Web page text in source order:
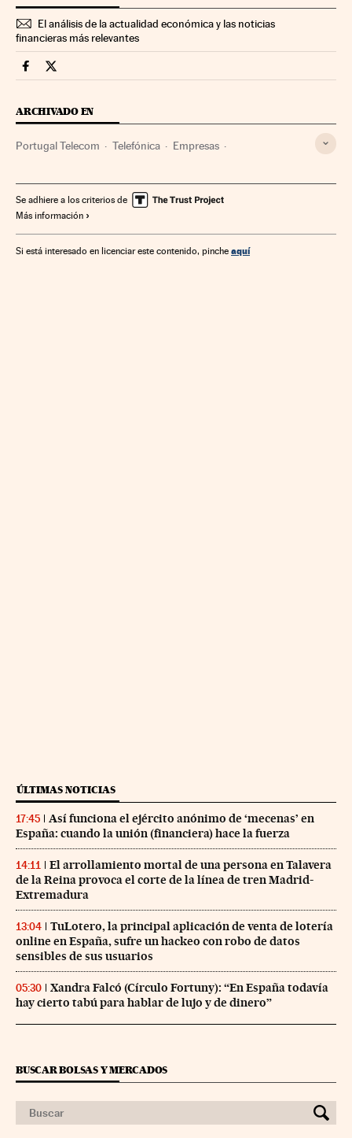
El análisis de la actualidad económica y las noticias
financieras más relevantes
Companias Cinco Días en Facebook
Companias Cinco Días en Twitter
ARCHIVADO EN
Portugal Telecom Telefónica Empresas
Se adhiere a los criterios de
Más información
Si está interesado en licenciar este contenido, pinche aquí
ÚLTIMAS NOTICIAS
17:45
Así funciona el ejército anónimo de ‘mecenas’ en
España: cuando la unión (financiera) hace la fuerza
14:11
El arrollamiento mortal de una persona en Talavera
de la Reina provoca el corte de la línea de tren Madrid-
Extremadura
13:04
TuLotero, la principal aplicación de venta de lotería
online en España, sufre un hackeo con robo de datos
sensibles de sus usuarios
05:30
Xandra Falcó (Círculo Fortuny): “En España todavía
hay cierto tabú para hablar de lujo y de dinero”
BUSCAR BOLSAS Y MERCADOS